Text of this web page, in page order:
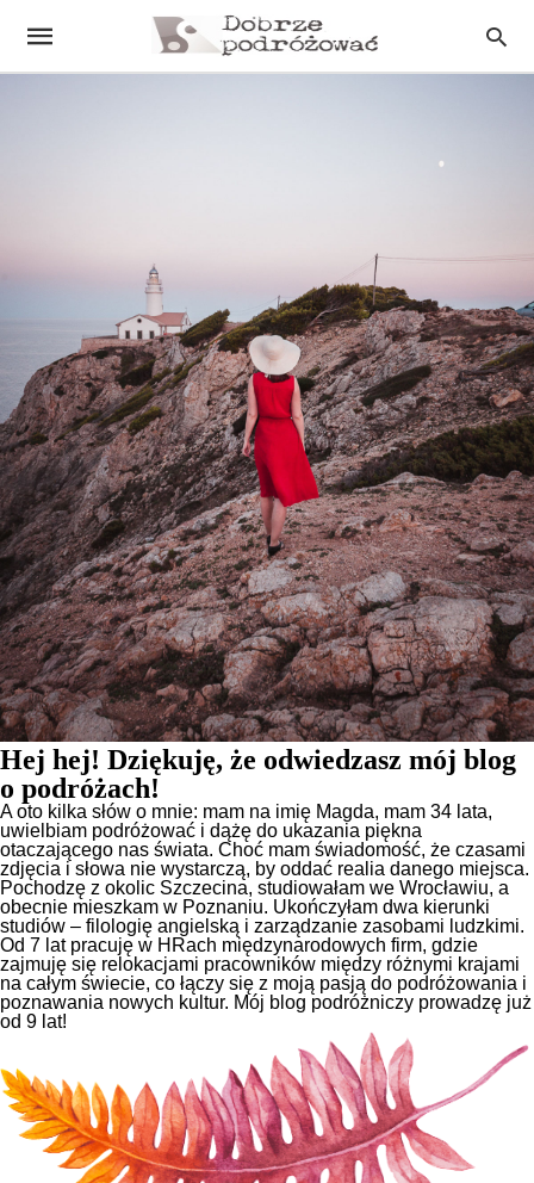
Hej hej! Dziękuję, że odwiedzasz mój blog
o podróżach!
A oto kilka słów o mnie: mam na imię Magda, mam 34 lata,
uwielbiam podróżować i dążę do ukazania piękna
otaczającego nas świata. Choć mam świadomość, że czasami
zdjęcia i słowa nie wystarczą, by oddać realia danego miejsca.
Pochodzę z okolic Szczecina, studiowałam we Wrocławiu, a
obecnie mieszkam w Poznaniu. Ukończyłam dwa kierunki
studiów – filologię angielską i zarządzanie zasobami ludzkimi.
Od 7 lat pracuję w HRach międzynarodowych firm, gdzie
zajmuję się relokacjami pracowników między różnymi krajami
na całym świecie, co łączy się z moją pasją do podróżowania i
poznawania nowych kultur. Mój blog podróżniczy prowadzę już
od 9 lat!